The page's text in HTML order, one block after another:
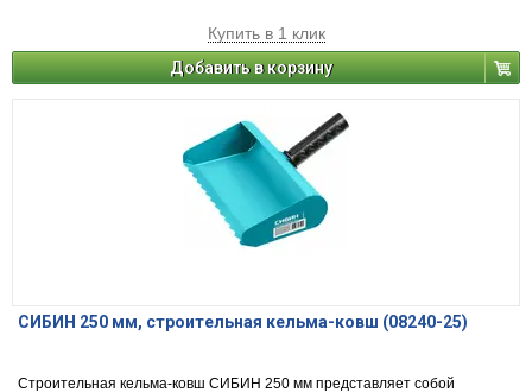
Купить в 1 клик
Добавить в корзину
СИБИН 250 мм, строительная кельма-ковш (08240-25)
Строительная кельма-ковш СИБИН 250 мм представляет собой